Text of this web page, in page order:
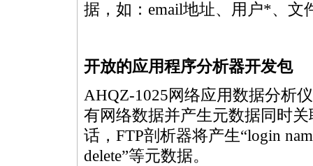
据，如：email地址、用户*、文
开放的应用程序分析器开发包
AHQZ-1025网络应用数据分析
有网络数据并产生元数据同时
话，FTP剖析器将产生“login
delete”等元数据。